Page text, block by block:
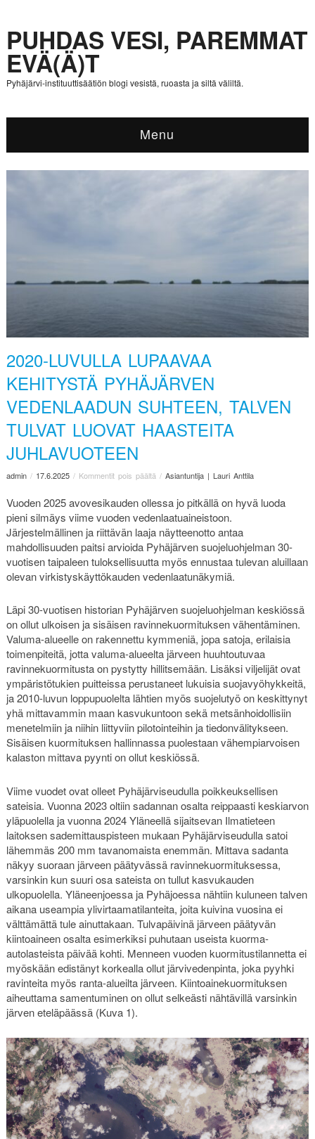
PUHDAS VESI, PAREMMAT
EVÄ(Ä)T
Pyhäjärvi-instituuttisäätiön blogi vesistä, ruoasta ja siltä väliltä.
Menu
2020-LUVULLA LUPAAVAA
KEHITYSTÄ PYHÄJÄRVEN
VEDENLAADUN SUHTEEN, TALVEN
TULVAT LUOVAT HAASTEITA
JUHLAVUOTEEN
admin/ 17.6.2025/ Kommentit pois päältä / Asiantuntija | Lauri Anttila
Vuoden 2025 avovesikauden ollessa jo pitkällä on hyvä luoda
pieni silmäys viime vuoden vedenlaatuaineistoon.
Järjestelmällinen ja riittävän laaja näytteenotto antaa
mahdollisuuden paitsi arvioida Pyhäjärven suojeluohjelman 30-
vuotisen taipaleen tuloksellisuutta myös ennustaa tulevan aluillaan
olevan virkistyskäyttökauden vedenlaatunäkymiä.
Läpi 30-vuotisen historian Pyhäjärven suojeluohjelman keskiössä
on ollut ulkoisen ja sisäisen ravinnekuormituksen vähentäminen.
Valuma-alueelle on rakennettu kymmeniä, jopa satoja, erilaisia
toimenpiteitä, jotta valuma-alueelta järveen huuhtoutuvaa
ravinnekuormitusta on pystytty hillitsemään. Lisäksi viljelijät ovat
ympäristötukien puitteissa perustaneet lukuisia suojavyöhykkeitä,
ja 2010-luvun loppupuolelta lähtien myös suojelutyö on keskittynyt
yhä mittavammin maan kasvukuntoon sekä metsänhoidollisiin
menetelmiin ja niihin liittyviin pilotointeihin ja tiedonvälitykseen.
Sisäisen kuormituksen hallinnassa puolestaan vähempiarvoisen
kalaston mittava pyynti on ollut keskiössä.
Viime vuodet ovat olleet Pyhäjärviseudulla poikkeuksellisen
sateisia. Vuonna 2023 oltiin sadannan osalta reippaasti keskiarvon
yläpuolella ja vuonna 2024 Yläneellä sijaitsevan Ilmatieteen
laitoksen sademittauspisteen mukaan Pyhäjärviseudulla satoi
lähemmäs 200 mm tavanomaista enemmän. Mittava sadanta
näkyy suoraan järveen päätyvässä ravinnekuormituksessa,
varsinkin kun suuri osa sateista on tullut kasvukauden
ulkopuolella. Yläneenjoessa ja Pyhäjoessa nähtiin kuluneen talven
aikana useampia ylivirtaamatilanteita, joita kuivina vuosina ei
välttämättä tule ainuttakaan. Tulvapäivinä järveen päätyvän
kiintoaineen osalta esimerkiksi puhutaan useista kuorma-
autolasteista päivää kohti. Menneen vuoden kuormitustilannetta ei
myöskään edistänyt korkealla ollut järvivedenpinta, joka pyyhki
ravinteita myös ranta-alueilta järveen. Kiintoainekuormituksen
aiheuttama samentuminen on ollut selkeästi nähtävillä varsinkin
järven eteläpäässä (Kuva 1).